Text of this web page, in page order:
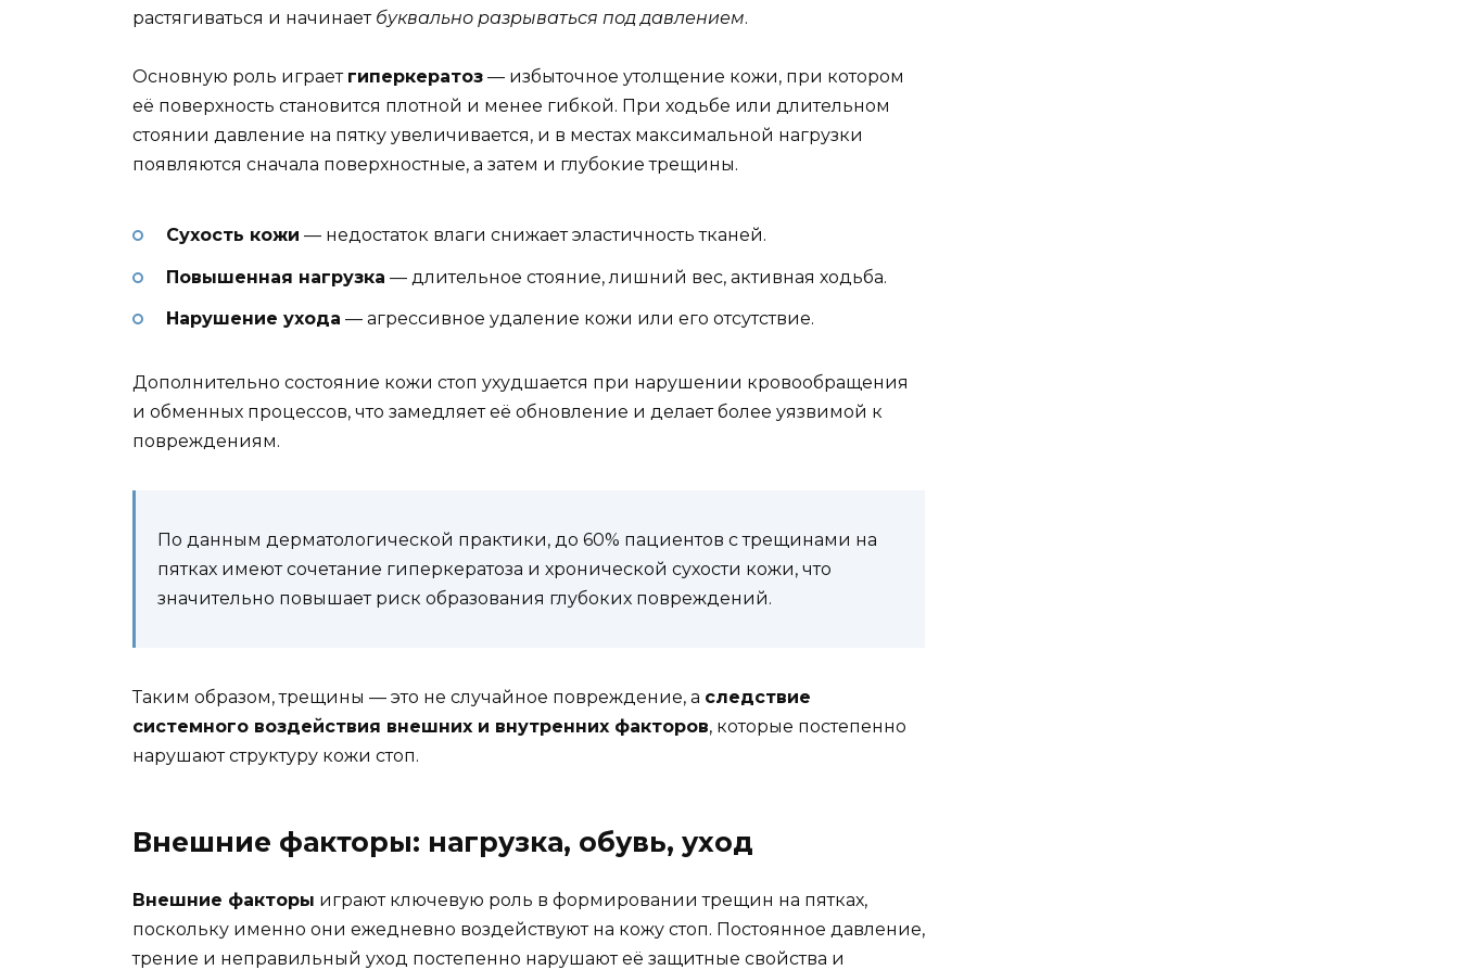
растягиваться и начинает буквально разрываться под давлением.
Основную роль играет гиперкератоз — избыточное утолщение кожи, при котором
её поверхность становится плотной и менее гибкой. При ходьбе или длительном
стоянии давление на пятку увеличивается, и в местах максимальной нагрузки
появляются сначала поверхностные, а затем и глубокие трещины.
Сухость кожи — недостаток влаги снижает эластичность тканей.
Повышенная нагрузка — длительное стояние, лишний вес, активная ходьба.
Нарушение ухода — агрессивное удаление кожи или его отсутствие.
Дополнительно состояние кожи стоп ухудшается при нарушении кровообращения
и обменных процессов, что замедляет её обновление и делает более уязвимой к
повреждениям.
По данным дерматологической практики, до 60% пациентов с трещинами на
пятках имеют сочетание гиперкератоза и хронической сухости кожи, что
значительно повышает риск образования глубоких повреждений.
Таким образом, трещины — это не случайное повреждение, а следствие
системного воздействия внешних и внутренних факторов, которые постепенно
нарушают структуру кожи стоп.
Внешние факторы: нагрузка, обувь, уход
Внешние факторы играют ключевую роль в формировании трещин на пятках,
поскольку именно они ежедневно воздействуют на кожу стоп. Постоянное давление,
трение и неправильный уход постепенно нарушают её защитные свойства и